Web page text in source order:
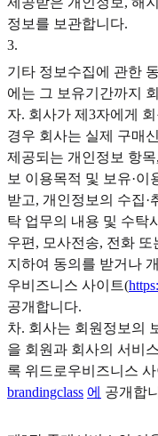
정보를 보관합니다.
3.
기타 정보수집에 관한
에는 그 보유기간까지
자. 회사가 제3자에게
경우 회사는 실제 구매
제공되는 개인정보 항
보 이용목적 및 보유·
받고, 개인정보의 수집·
탁 업무의 내용 및 수탁
우편, 모사전송, 전화
지하여 동의를 받거나
우비즈니스 사이트(
공개합니다.
차. 회사는 회원정보의
을 회원과 회사의 서비
록 위드로우비즈니스
brandingclass 에 공개합